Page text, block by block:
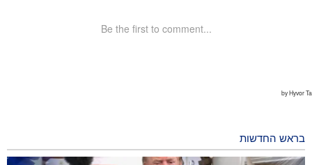
בראש החדשות